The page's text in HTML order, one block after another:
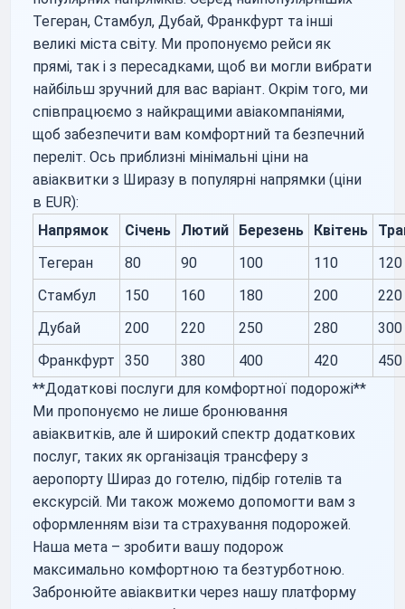
Тегеран, Стамбул, Дубай, Франкфурт та інші
великі міста світу. Ми пропонуємо рейси як
прямі, так і з пересадками, щоб ви могли вибрати
найбільш зручний для вас варіант. Окрім того, ми
співпрацюємо з найкращими авіакомпаніями,
щоб забезпечити вам комфортний та безпечний
переліт. Ось приблизні мінімальні ціни на
авіаквитки з Ширазу в популярні напрямки (ціни
в EUR):
Напрямок
Січень Лютий Березень Квітень
Тегеран
80 90 100 110
120
Стамбул
150 160 180 200
220
Дубай
200 220 250 280
300
Франкфурт
350 380 400 420
450
**Додаткові послуги для комфортної подорожі**
Ми пропонуємо не лише бронювання
авіаквитків, але й широкий спектр додаткових
послуг, таких як організація трансферу з
аеропорту Шираз до готелю, підбір готелів та
екскурсій. Ми також можемо допомогти вам з
оформленням візи та страхування подорожей.
Наша мета – зробити вашу подорож
максимально комфортною та безтурботною.
Забронюйте авіаквитки через нашу платформу